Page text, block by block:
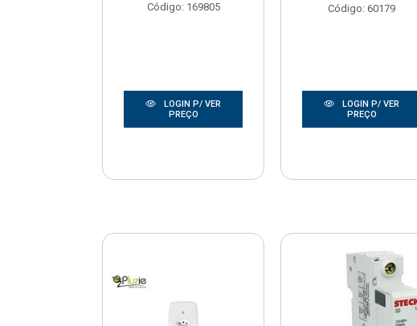
Código: 169805
LOGIN P/ VER
PREÇO
Código: 60179
LOGIN P/ VER
PREÇO